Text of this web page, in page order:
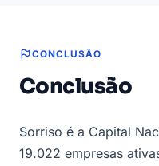
CONCLUSÃO
Conclusão
Sorriso é a Capital
19.022 empresas